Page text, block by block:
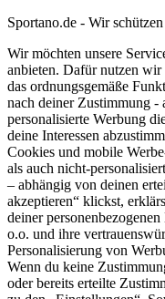
Sportano.de - Wir
Wir möchten unsere
anbieten. Dafür nutzen
das ordnungsgemäße
nach deiner Zustimmung -
personalisierte Werbung
deine Interessen
Cookies und mobile
als auch nicht-
– abhängig von deinen
akzeptieren“ klickst,
deiner
o.o. und ihre
Personalisierung von
Wenn du keine
oder bereits erteilte